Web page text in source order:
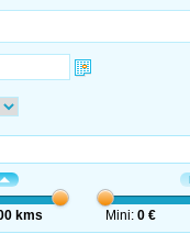
kms Mini:0 €